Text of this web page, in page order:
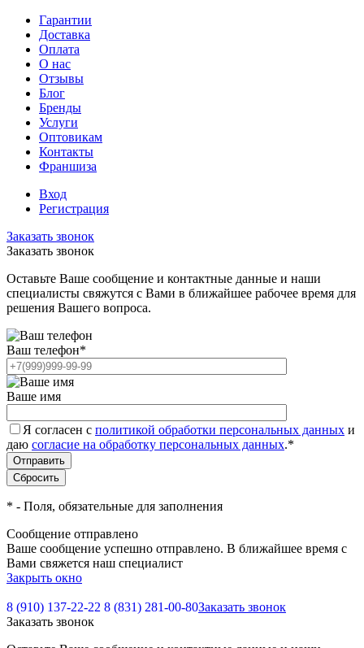
Гарантии
Доставка
Оплата
О нас
Отзывы
Блог
Бренды
Услуги
Оптовикам
Контакты
Франшиза
Вход
Регистрация
Заказать звонок
Заказать звонок
Оставьте Ваше сообщение и контактные данные и наши
специалисты свяжутся с Вами в ближайшее рабочее время для
решения Вашего вопроса.
Ваш телефон*
Ваше имя
Я согласен с политикой обработки персональных данных и
даю согласие на обработку персональных данных.*
* - Поля, обязательные для заполнения
Сообщение отправлено
Ваше сообщение успешно отправлено. В ближайшее время с
Вами свяжется наш специалист
Закрыть окно
8 (910) 137-22-22 8 (831) 281-00-80Заказать звонок
Заказать звонок